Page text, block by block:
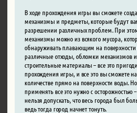
В ходе прохождения игры вы сможете
механизмы и предметы, которые будут
разрешении различных проблем. При
механизмы можно из всякого мусора,
обнаруживать плавающим на
различные отходы, обломки механизмов
строительные материалы – все это
прохождения игры, и все это вы сможете
количестве прямо на поверхности воды.
применять все это нужно с осторожностью
нельзя допускать, что весь города был
ведь тогда город начнет тонуть.